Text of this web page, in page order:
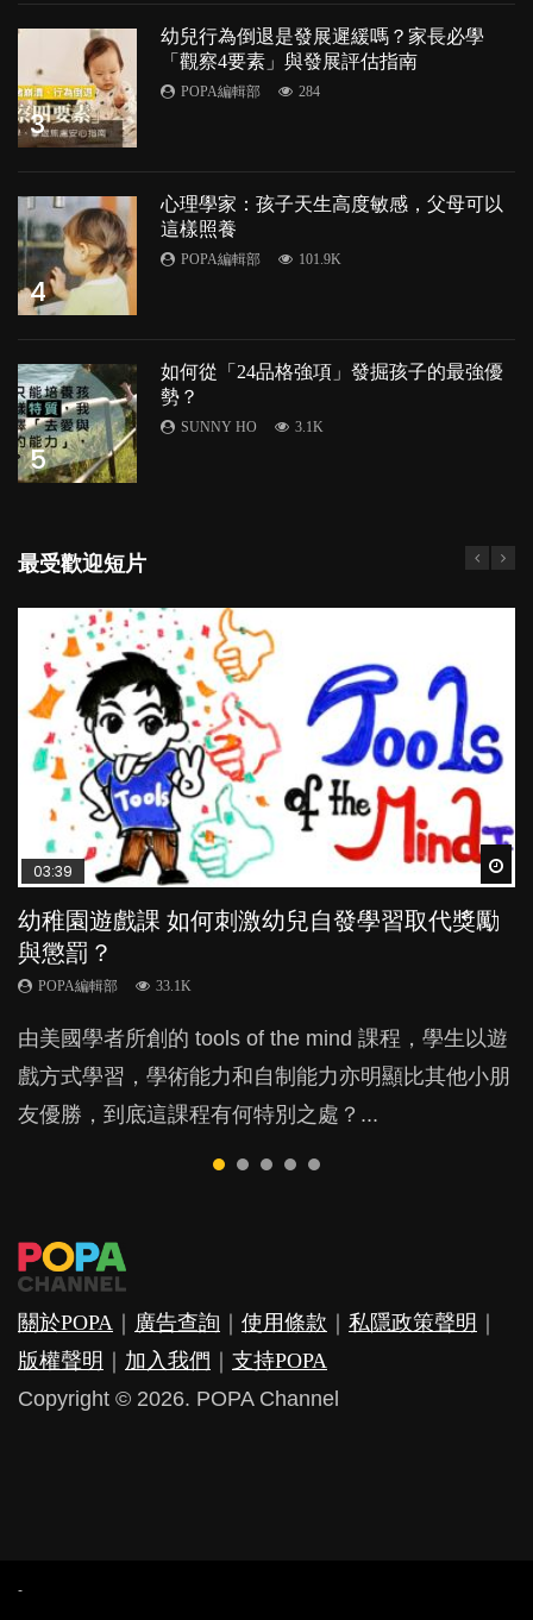
3
幼兒行為倒退是發展遲緩嗎？家長必學
「觀察4要素」與發展評估指南
POPA編輯部 284
4
心理學家：孩子天生高度敏感，父母可以
這樣照養
POPA編輯部 101.9K
5
如何從「24品格強項」發掘孩子的最強優
勢？
SUNNY HO 3.1K
最受歡迎短片
03:39
幼稚園遊戲課 如何刺激幼兒自發學習取代獎勵
與懲罰？
POPA編輯部 33.1K
由美國學者所創的 tools of the mind 課程，學生以遊
戲方式學習，學術能力和自制能力亦明顯比其他小朋
友優勝，到底這課程有何特別之處？...
04:59
幼兒playgroup真係玩耍中學習？研究指BB 15個
月大前上堂不見效果
POPA編輯部 47.1K
現今小朋友的起跑線，愈推愈前。雖然政府並無官方
的統計數字，但粗略估算，香港至少有六、七百家早
期教育中心，但孩子是否愈早上Playgroup愈好？...
03:02
老公患產後憂鬱症對BB的影響
POPA編輯部
鬱，影響日常生活，嚴重的甚至會有自殺，或傷害小
朋友的念頭。但為何爸爸患上產後抑鬱往往難以察
覺？...
04:18
凡事以BB為中心，就係好爸媽？｜別忽視父母
的身心虛耗
POPA編輯部 31.5K
父母日夜無間、身心俱疲地照顧BB，如何做到正向
教養？部份父母更會為了小朋友放棄自己的嗜好、減
少出席朋友聚會等等，你以為會換來美好的親子關
係，有助小朋友成長，但原來父母身心虛耗對孩子的
04:06
全職好？在職好？｜全職媽媽與在職媽媽的壓
力與價值
POPA編輯部 25.8K
許多媽媽心底可能都有一刻掙扎過：究竟全職好，還
是在職好。雖說每個家庭都有自己的獨特狀況和考慮
因素，但原來全職和在職媽媽所養育的子女其實都各
關於POPA 廣告查詢 使用條款 私隱政策聲明
版權聲明
加入我們
支持POPA
Copyright © 2026. POPA Channel
-